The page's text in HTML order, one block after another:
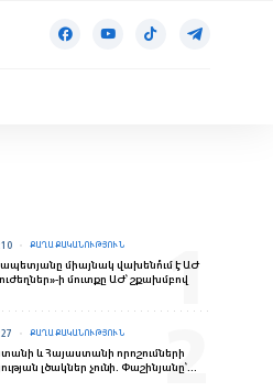
ՔԱՂԱՔԱԿԱՆՈՒԹՅՈՒՆ
միայնակ վախենո՞ւմ է ԱԺ
ի մուտքը ԱԺ՝ շքախմբով
ՔԱՂԱՔԱԿԱՆՈՒԹՅՈՒՆ
և Հայաստանի որոշումների
լծակներ չունի. Փաշինյանը՝